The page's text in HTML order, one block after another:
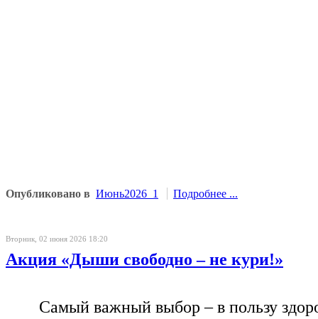
Опубликовано в Июнь2026_1 Подробнее ...
Вторник, 02 июня 2026 18:20
Акция «Дыши свободно – не кури!»
Самый важный выбор – в пользу